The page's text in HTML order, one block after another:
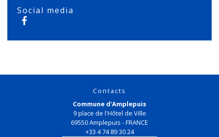
Social media
Contacts
Commune d'Amplepuis
9 place de l'Hôtel de Ville
69550 Amplepuis - FRANCE
+33 4 74 89 30 24